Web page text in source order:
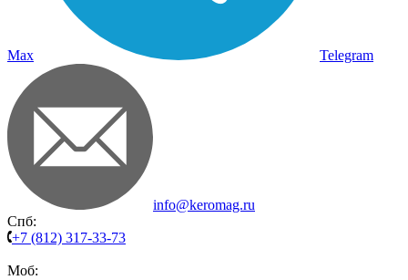
Max Telegram
info@keromag.ru
Спб:
+7 (812) 317-33-73
Моб: